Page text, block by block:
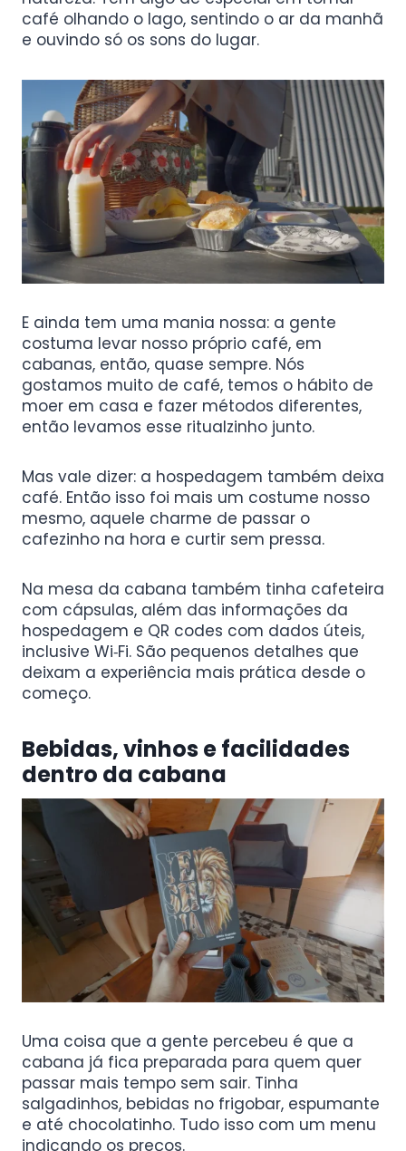
café olhando o lago, sentindo o ar da manhã
e ouvindo só os sons do lugar.
E ainda tem uma mania nossa: a gente
costuma levar nosso próprio café, em
cabanas, então, quase sempre. Nós
gostamos muito de café, temos o hábito de
moer em casa e fazer métodos diferentes,
então levamos esse ritualzinho junto.
Mas vale dizer: a hospedagem também deixa
café. Então isso foi mais um costume nosso
mesmo, aquele charme de passar o
cafezinho na hora e curtir sem pressa.
Na mesa da cabana também tinha cafeteira
com cápsulas, além das informações da
hospedagem e QR codes com dados úteis,
inclusive Wi‑Fi. São pequenos detalhes que
deixam a experiência mais prática desde o
começo.
Bebidas, vinhos e facilidades
dentro da cabana
Uma coisa que a gente percebeu é que a
cabana já fica preparada para quem quer
passar mais tempo sem sair. Tinha
salgadinhos, bebidas no frigobar, espumante
e até chocolatinho. Tudo isso com um menu
indicando os preços.